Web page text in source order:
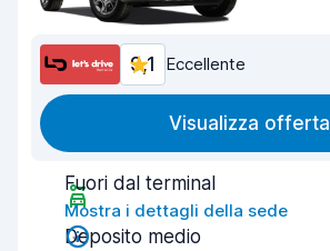
9,1 Eccellente
Visualizza offerta
Fuori dal terminal
Mostra i dettagli della sede
Deposito medio